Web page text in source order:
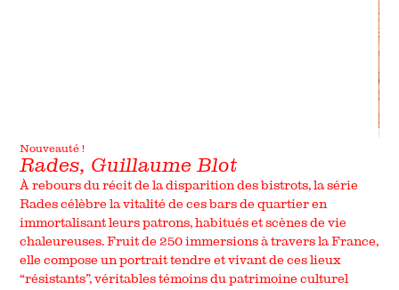
Nouveauté !
Rades, Guillaume Blot
À rebours du récit de la disparition des bistrots, la série
Rades célèbre la vitalité de ces bars de quartier en
immortalisant leurs patrons, habitués et scènes de vie
chaleureuses. Fruit de 250 immersions à travers la France,
elle compose un portrait tendre et vivant de ces lieux
“résistants”, véritables témoins du patrimoine culturel